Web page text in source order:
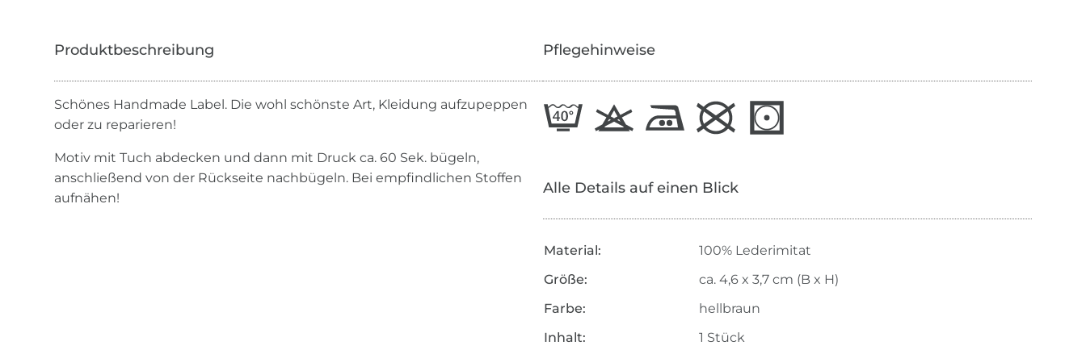
Schönes Handmade Label. Die wohl schönste Art, Kleidung aufzupeppen
oder zu reparieren!
Motiv mit Tuch abdecken und dann mit Druck ca. 60 Sek. bügeln,
anschließend von der Rückseite nachbügeln. Bei empfindlichen Stoffen
aufnähen!
Pflegehinweise
Alle Details auf einen Blick
Material:
100% Lederimitat
Größe:
ca. 4,6 x 3,7 cm (B x H)
Farbe:
hellbraun
Inhalt:
1 Stück